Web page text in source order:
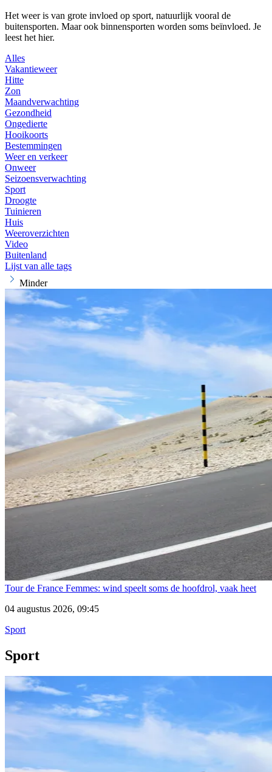
Het weer is van grote invloed op sport, natuurlijk vooral de
buitensporten. Maar ook binnensporten worden soms beïnvloed. Je
leest het hier.
Alles
Vakantieweer
Hitte
Zon
Maandverwachting
Gezondheid
Ongedierte
Hooikoorts
Bestemmingen
Weer en verkeer
Onweer
Seizoensverwachting
Sport
Droogte
Tuinieren
Huis
Weeroverzichten
Video
Buitenland
Lijst van alle tags
Minder
Tour de France Femmes: wind speelt soms de hoofdrol, vaak heet
04 augustus 2026, 09:45
Sport
Sport